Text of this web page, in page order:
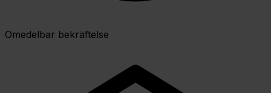
Omedelbar bekräftelse